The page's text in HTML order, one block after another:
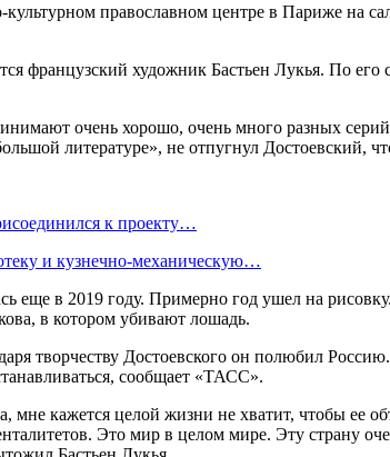
культурном православном центре в Париже на
французский художник Бастьен Лукья. По его
очень хорошо, очень много разных
литературе», не отпугнул Достоевский,
к проекту…
и кузнечно-механическую…
еще в 2019 году. Примерно год ушел на
в котором убивают лошадь.
творчеству Достоевского он полюбил
сообщает «ТАСС».
мне кажется целой жизни не хватит, чтобы ее
Это мир в целом мире. Эту страну